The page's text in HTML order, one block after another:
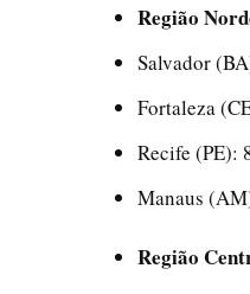
Região
Salvador
Fortaleza
Recife (PE):
Manaus
Região